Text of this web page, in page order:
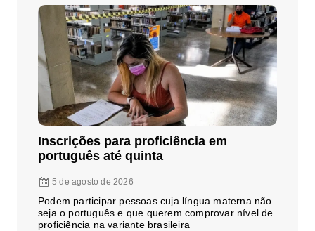
Inscrições para proficiência em
português até quinta
5 de agosto de 2026
Podem participar pessoas cuja língua materna não
seja o português e que querem comprovar nível de
proficiência na variante brasileira